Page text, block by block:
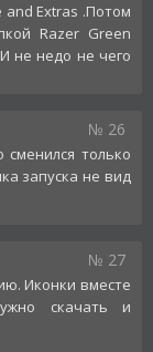
Extras .Потом
Razer Green
не недо не чего
№ 26
только
запуска не вид
№ 27
Иконки вместе
скачать и